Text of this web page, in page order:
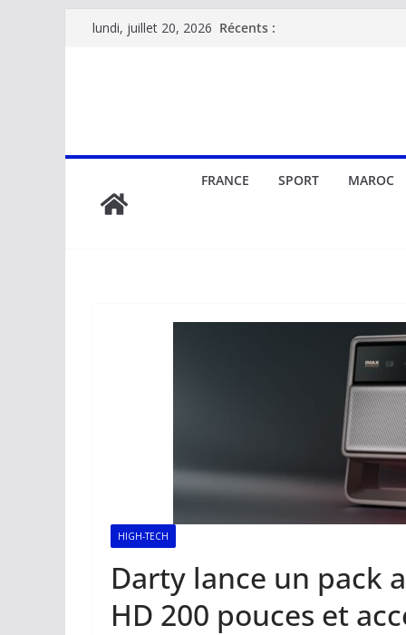
Passerlundi, juillet 20, 2026 Récents :
FRANCE SPORT MAROC
HIGH-TECH
Darty lance un pack
HD 200 pouces et